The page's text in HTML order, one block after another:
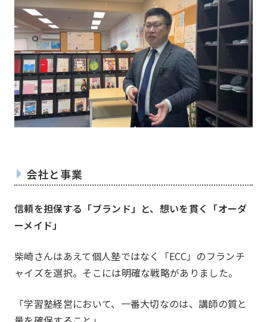
私たちについて About
会社と事業
信頼を担保する「ブランド」と、想いを貫く「オーダ
ーメイド」
柴崎さんはあえて個人塾ではなく「ECC」のフランチ
ャイズを選択。そこには明確な戦略がありました。
「学習塾経営において、一番大切なのは、講師の質と